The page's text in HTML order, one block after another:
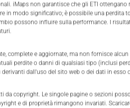
iMaps non garantisce che gli ETI ottengano
in modo significativo; è possibile una perdita
possono influire sulla performance. I
complete e aggiornate, ma non fornisce
perdite o danni di qualsiasi tipo (inclusi
dall'uso del sito web o dei dati in esso
copyright. Le singole pagine o sezioni
e di proprietà rimangono invariati.